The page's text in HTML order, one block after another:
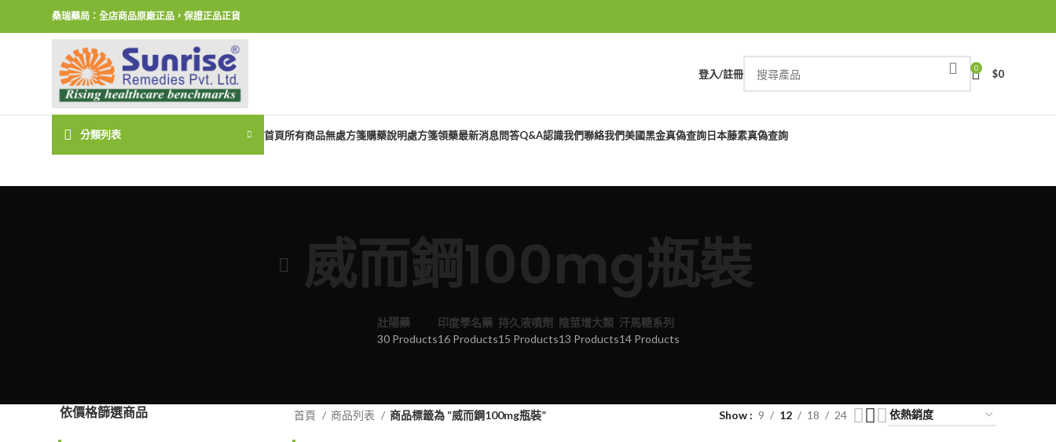
桑瑞藥局：全店商品原廠正品，保證正品正貨
登入/註冊 0 $0
分類列表 首頁所有商品無處方箋購藥說明處方箋領藥最新消息問答Q&A認識我們聯絡我們美國黑金真偽查詢日本藤素真偽查詢
威而鋼100mg瓶裝
壯陽藥
30 Products
印度學名藥
16 Products
持久液噴劑
15 Products
陰莖增大類
13 Products
汗馬糖系列
14 Products
依價格篩選商品 首頁 商品列表 商品標籤為 “威而鋼100mg瓶裝” Show 9 12 18 24